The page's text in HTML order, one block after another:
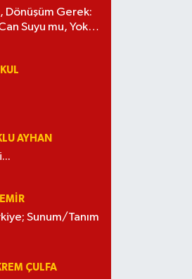
Dönüşüm Gerek:
Suyu mu, Yoksa
AYHAN
Sunum/Tanım
ÇULFA